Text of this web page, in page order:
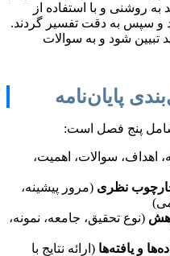
روشنی و با استفاده از
و سپس به دقت تفسیر گردند.
تبیین شود و به سوالات
پایان‌نامه
شامل پنج فصل است:
اهداف، سوالات، اهمیت،
نظری (مرور پیشینه،
(نوع تحقیق، جامعه، نمونه،
و یافته‌ها (ارائه نتایج با